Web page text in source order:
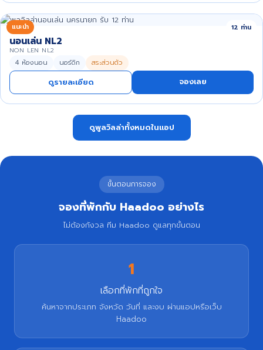
แนะนำ 12 ท่าน
นอนเล่น NL2
NON LEN NL2
4 ห้องนอน นอร์ดิก สระส่วนตัว
ดูรายละเอียด จองเลย
ดูพูลวิลล่าทั้งหมดในแอป
ขั้นตอนการจอง
จองที่พักกับ Haadoo อย่างไร
ไม่ต้องกังวล ทีม Haadoo ดูแลทุกขั้นตอน
1
เลือกที่พักที่ถูกใจ
ค้นหาจากประเภท จังหวัด วันที่ และงบ ผ่านแอปหรือเว็บ
Haadoo